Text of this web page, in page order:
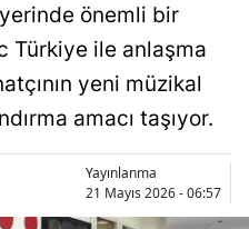
önemli bir
Türkiye ile anlaşma
yeni müzikal
amacı taşıyor.
Yayınlanma
21 Mayıs 2026 - 06:57